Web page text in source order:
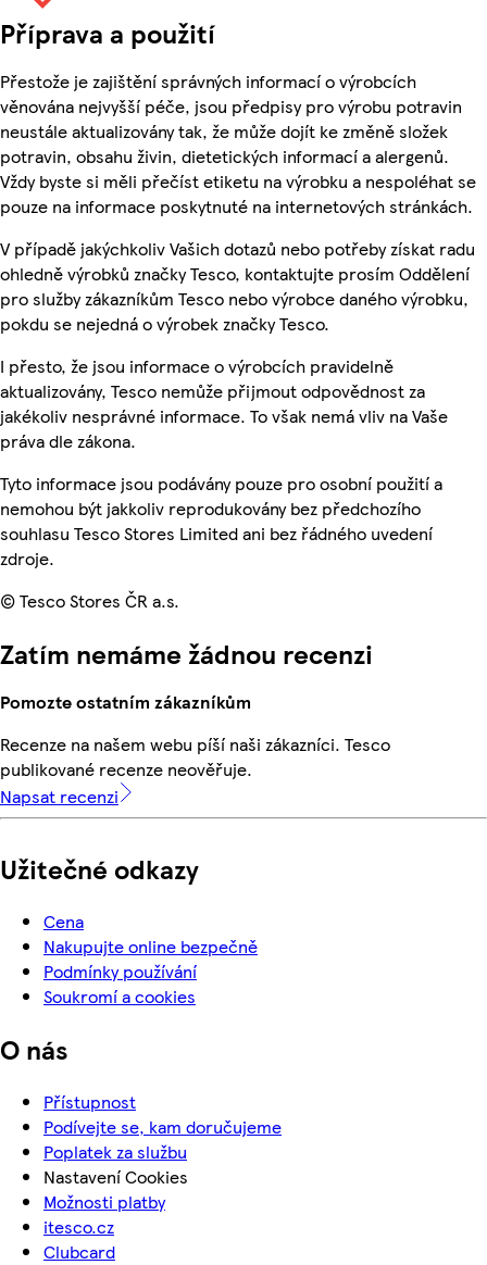
Příprava a použití
Přestože je zajištění správných informací o výrobcích
věnována nejvyšší péče, jsou předpisy pro výrobu potravin
neustále aktualizovány tak, že může dojít ke změně složek
potravin, obsahu živin, dietetických informací a alergenů.
Vždy byste si měli přečíst etiketu na výrobku a nespoléhat se
pouze na informace poskytnuté na internetových stránkách.
V případě jakýchkoliv Vašich dotazů nebo potřeby získat radu
ohledně výrobků značky Tesco, kontaktujte prosím Oddělení
pro služby zákazníkům Tesco nebo výrobce daného výrobku,
pokdu se nejedná o výrobek značky Tesco.
I přesto, že jsou informace o výrobcích pravidelně
aktualizovány, Tesco nemůže přijmout odpovědnost za
jakékoliv nesprávné informace. To však nemá vliv na Vaše
práva dle zákona.
Tyto informace jsou podávány pouze pro osobní použití a
nemohou být jakkoliv reprodukovány bez předchozího
souhlasu Tesco Stores Limited ani bez řádného uvedení
zdroje.
© Tesco Stores ČR a.s.
Zatím nemáme žádnou recenzi
Pomozte ostatním zákazníkům
Recenze na našem webu píší naši zákazníci. Tesco
publikované recenze neověřuje.
Napsat recenzi
Užitečné odkazy
Cena
Nakupujte online bezpečně
Podmínky používání
Soukromí a cookies
O nás
Přístupnost
Podívejte se, kam doručujeme
Poplatek za službu
Nastavení Cookies
Možnosti platby
itesco.cz
Clubcard